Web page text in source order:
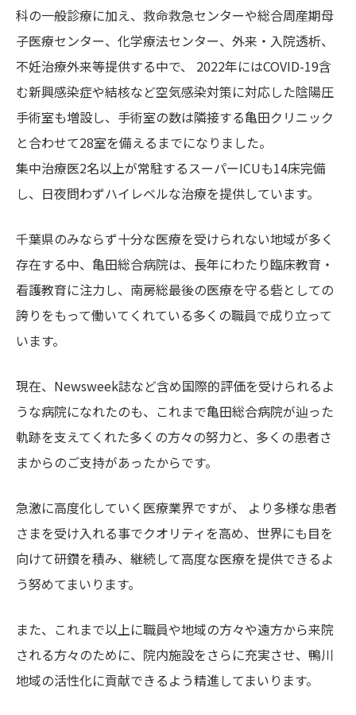
科の一般診療に加え、救命救急センターや総合周産期母
子医療センター、化学療法センター、外来・入院透析、
不妊治療外来等提供する中で、 2022年にはCOVID-19含
む新興感染症や結核など空気感染対策に対応した陰陽圧
手術室も増設し、手術室の数は隣接する亀田クリニック
と合わせて28室を備えるまでになりました。
集中治療医2名以上が常駐するスーパーICUも14床完備
し、日夜問わずハイレベルな治療を提供しています。
千葉県のみならず十分な医療を受けられない地域が多く
存在する中、亀田総合病院は、長年にわたり臨床教育・
看護教育に注力し、南房総最後の医療を守る砦としての
誇りをもって働いてくれている多くの職員で成り立って
います。
現在、Newsweek誌など含め国際的評価を受けられるよ
うな病院になれたのも、これまで亀田総合病院が辿った
軌跡を支えてくれた多くの方々の努力と、多くの患者さ
まからのご支持があったからです。
急激に高度化していく医療業界ですが、 より多様な患者
さまを受け入れる事でクオリティを高め、世界にも目を
向けて研鑽を積み、継続して高度な医療を提供できるよ
う努めてまいります。
また、これまで以上に職員や地域の方々や遠方から来院
される方々のために、院内施設をさらに充実させ、鴨川
地域の活性化に貢献できるよう精進してまいります。